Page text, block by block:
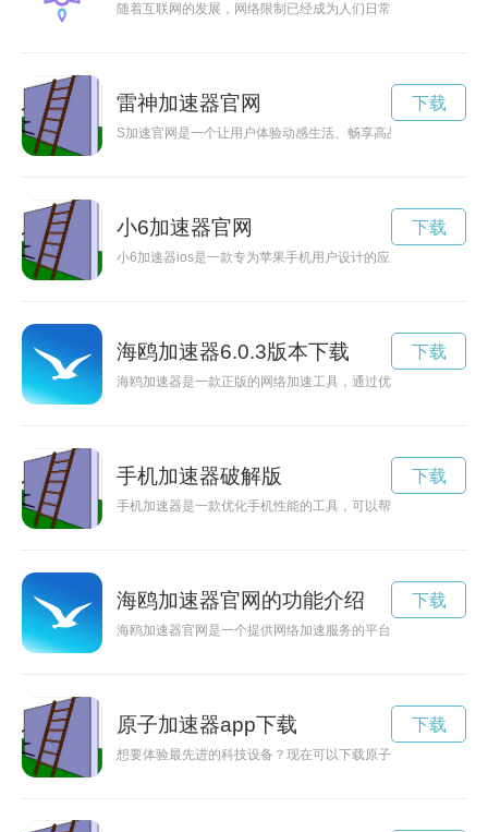
随着互联网的发展，网络限制已经成为人们日常生活中不可避
雷神加速器官网
S加速官网是一个让用户体验动感生活、畅享高品质服务的平
下载
小6加速器官网
小6加速器ios是一款专为苹果手机用户设计的应用程序，通过
下载
海鸥加速器6.0.3版本下载
海鸥加速器是一款正版的网络加速工具，通过优化网络连接，
下载
手机加速器破解版
手机加速器是一款优化手机性能的工具，可以帮助用户清理垃
下载
海鸥加速器官网的功能介绍
海鸥加速器官网是一个提供网络加速服务的平台，拥有丰富的
下载
原子加速器app下载
想要体验最先进的科技设备？现在可以下载原子加速器2024最
下载